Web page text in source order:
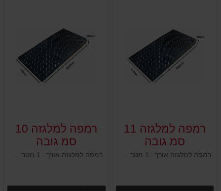
רמפה למלגזה 11
סמ גובה
רמפה למלגזה 10
סמ גובה